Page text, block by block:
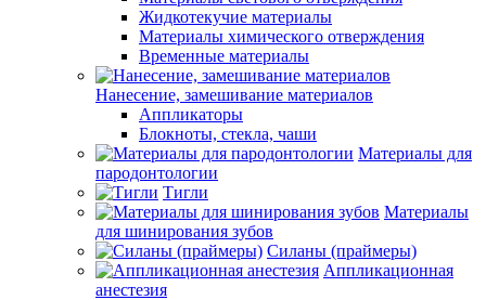
Жидкотекучие материалы
Материалы химического отверждения
Временные материалы
Нанесение, замешивание материалов
Аппликаторы
Блокноты, стекла, чаши
Материалы для
пародонтологии
Тигли
Материалы
для шинирования зубов
Силаны (праймеры)
Аппликационная
анестезия